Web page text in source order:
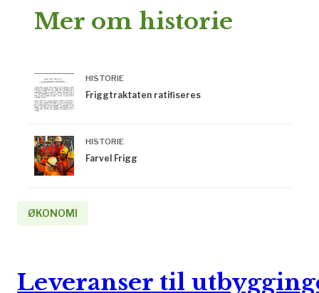
Mer om historie
HISTORIE
Friggtraktaten ratifiseres
HISTORIE
Farvel Frigg
ØKONOMI
Leveranser til